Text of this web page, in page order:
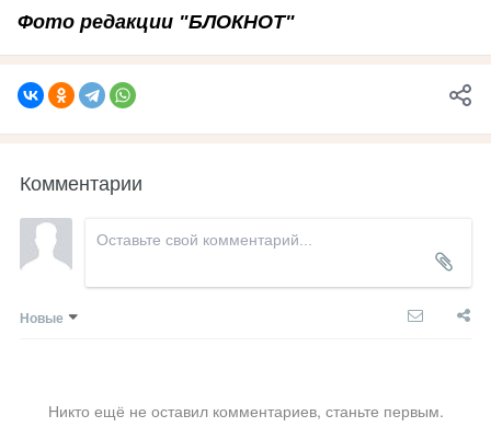
Фото редакции "БЛОКНОТ"
Комментарии
Новые
Никто ещё не оставил комментариев, станьте первым.